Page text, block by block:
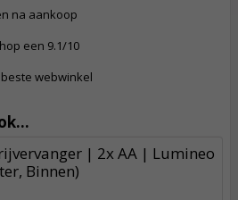
na aankoop
een 9.1/10
webwinkel
| 2x AA | Lumineo
Binnen)